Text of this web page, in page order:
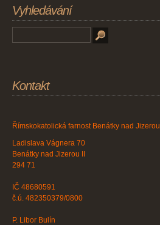
Vyhledávání
Kontakt
Římskokatolická farnost Benátky nad Jizerou
Ladislava Vágnera 70
Benátky nad Jizerou II
294 71
IČ 48680591
č.ú. 482350379/0800
P. Libor Bulín